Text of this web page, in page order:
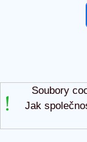
Soubory
Jak